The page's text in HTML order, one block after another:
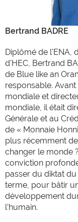
Bertrand BADRE
Diplômé de l'ENA,
d'HEC, Bertrand
de Blue like an
responsable.
mondiale et
mondiale, il était
Générale et au
de « Monnaie
plus récemment
changer le monde
conviction
passer du diktat
terme, pour bâtir
développement
l’humain.